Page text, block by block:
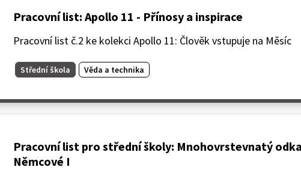
Pracovní list: Apollo 11 - Přínosy a inspirace
Pracovní list č.2 ke kolekci Apollo 11: Člověk vstupuje na Měsíc
Střední škola Věda a technika
Pracovní list pro střední školy: Mnohovrstevnatý
Němcové I